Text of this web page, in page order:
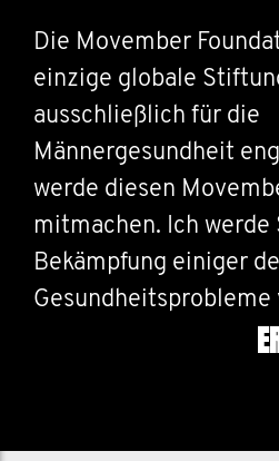
Die Movember
einzige globale
ausschließlich für die
Männergesundheit
werde diesen
mitmachen. Ich werde
Bekämpfung einiger
Gesundheitsprobleme
sammeln: Prostata-
unternehmen, dass